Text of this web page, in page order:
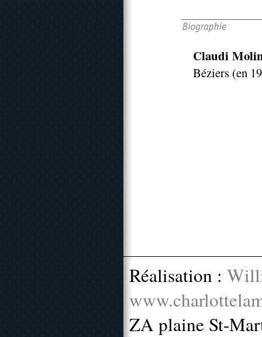
Claudi
Béziers (en
Réalisation :
ZA plaine St-